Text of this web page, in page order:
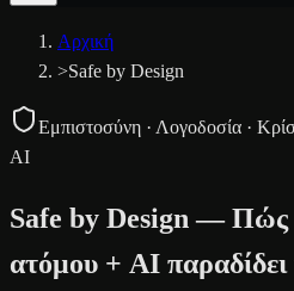
Αρχική
>Safe by Design
Εμπιστοσύνη · Λογοδοσία ·
AI
Safe by Design — Πώς
ατόμου + AI